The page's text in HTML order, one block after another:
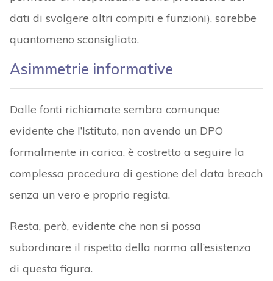
dati di svolgere altri compiti e funzioni), sarebbe
quantomeno sconsigliato.
Asimmetrie informative
Dalle fonti richiamate sembra comunque
evidente che l’Istituto, non avendo un DPO
formalmente in carica, è costretto a seguire la
complessa procedura di gestione del data breach
senza un vero e proprio regista.
Resta, però, evidente che non si possa
subordinare il rispetto della norma all’esistenza
di questa figura.